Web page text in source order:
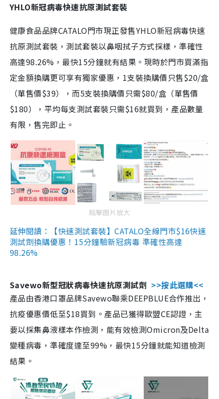
YHLO新冠病毒快速抗原測試套裝
健康食品品牌CATALO門市現正發售YHLO新冠病毒快速
抗原測試套裝，測試套裝以鼻咽拭子方式採樣，準確性
高達98.26%，最快15分鐘就有結果。現時於門市買滿指
定金額換購更可享有獨家優惠，1支裝換購價只售$20/盒
（單售價$39），而5支裝換購價只需$80/盒（單售價
$180），平均每支測試套裝只需$16就買到，產品數量
有限，售完即止。
點擊圖片放大
延伸閱讀：【快速測試套裝】CATALO全線門市$16快速
測試劑換購優惠！15分鐘驗新冠病毒 準確性高達
98.26%
Savewo新型冠狀病毒快速抗原測試劑 >>按此選購<<
產品由香港口罩品牌Savewo聯乘DEEPBLUE合作推出，
抗疫優惠價低至$18買到。產品已獲得歐盟CE認證，主
要以採集鼻液樣本作檢測，能有效檢測Omicron及Delta
變種病毒，準確度達至99%，最快15分鐘就能知道檢測
結果。